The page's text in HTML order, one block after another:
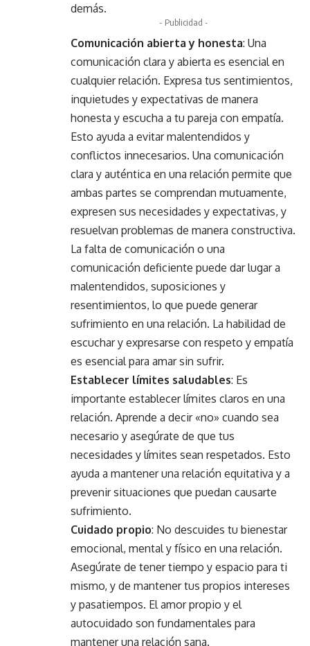
demás.
- Publicidad -
Comunicación abierta y honesta: Una
comunicación clara y abierta es esencial en
cualquier relación. Expresa tus sentimientos,
inquietudes y expectativas de manera
honesta y escucha a tu pareja con empatía.
Esto ayuda a evitar malentendidos y
conflictos innecesarios. Una comunicación
clara y auténtica en una relación permite que
ambas partes se comprendan mutuamente,
expresen sus necesidades y expectativas, y
resuelvan problemas de manera constructiva.
La falta de comunicación o una
comunicación deficiente puede dar lugar a
malentendidos, suposiciones y
resentimientos, lo que puede generar
sufrimiento en una relación. La habilidad de
escuchar y expresarse con respeto y empatía
es esencial para amar sin sufrir.
Establecer límites saludables: Es
importante establecer límites claros en una
relación. Aprende a decir «no» cuando sea
necesario y asegúrate de que tus
necesidades y límites sean respetados. Esto
ayuda a mantener una relación equitativa y a
prevenir situaciones que puedan causarte
sufrimiento.
Cuidado propio: No descuides tu bienestar
emocional, mental y físico en una relación.
Asegúrate de tener tiempo y espacio para ti
mismo, y de mantener tus propios intereses
y pasatiempos. El amor propio y el
autocuidado son fundamentales para
mantener una relación sana.